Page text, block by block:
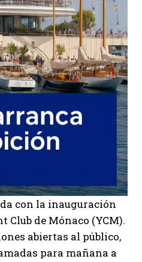
con la inauguración
Club de Mónaco (YCM).
abiertas al público,
para mañana a